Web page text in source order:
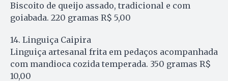
Biscoito de queijo assado, tradicional e com
goiabada. 220 gramas R$ 5,00
14. Linguiça Caipira
Linguiça artesanal frita em pedaços acompanhada
com mandioca cozida temperada. 350 gramas R$
10,00